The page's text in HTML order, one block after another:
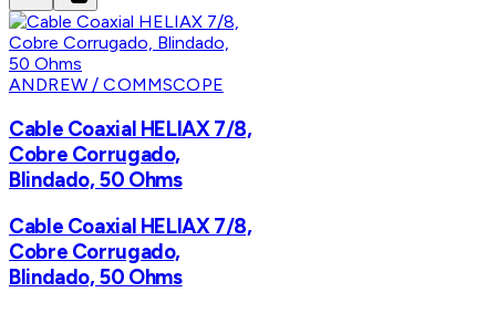
ANDREW / COMMSCOPE
Cable Coaxial HELIAX 7/8,
Cobre Corrugado,
Blindado, 50 Ohms
Cable Coaxial HELIAX 7/8,
Cobre Corrugado,
Blindado, 50 Ohms